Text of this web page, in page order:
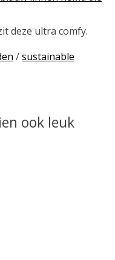
deze ultra comfy.
/sustainable
ook leuk